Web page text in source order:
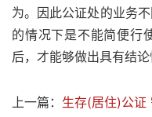
为。因此公证处的业务
的情况下是不能简便行
后，才能够做出具有结论
上一篇： 生存(居住)公证